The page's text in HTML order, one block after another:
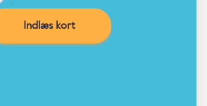
Indlæs kort